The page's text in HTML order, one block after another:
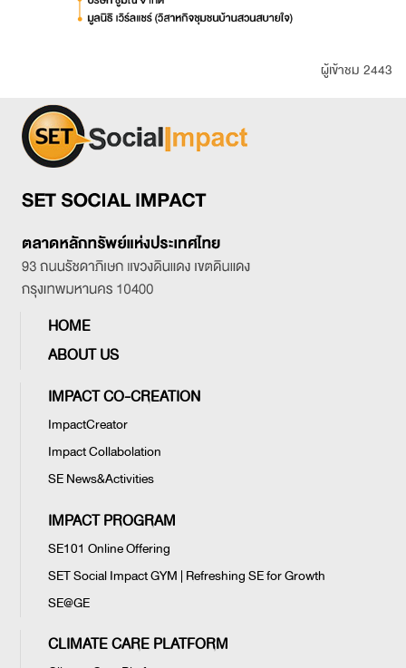
ผู้เข้าชม 2443
HOME
ABOUT US
IMPACT CO-CREATION
ImpactCreator
Impact Collabolation
SE News&Activities
IMPACT PROGRAM
SE101 Online Offering
SET Social Impact GYM | Refreshing SE for Growth
SE@GE
CLIMATE CARE PLATFORM